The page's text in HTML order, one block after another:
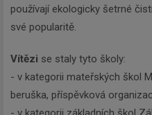
používají ekologicky šetrné
své popularitě.
Vítězi se staly tyto školy:
- v kategorii mateřských škol
beruška, příspěvková